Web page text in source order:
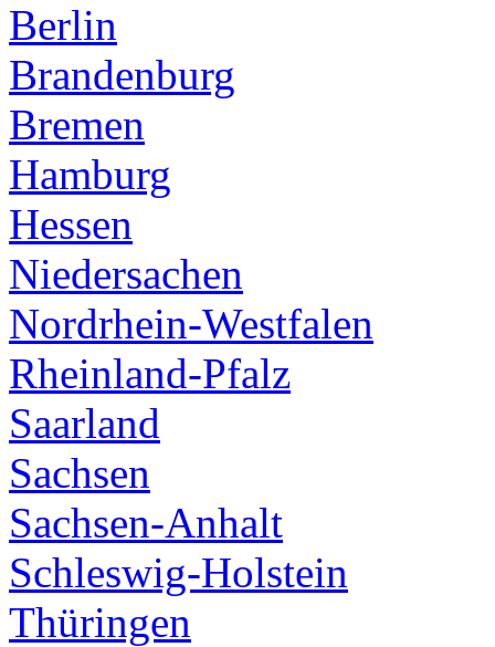
Berlin
Brandenburg
Bremen
Hamburg
Hessen
Niedersachen
Nordrhein-Westfalen
Rheinland-Pfalz
Saarland
Sachsen
Sachsen-Anhalt
Schleswig-Holstein
Thüringen